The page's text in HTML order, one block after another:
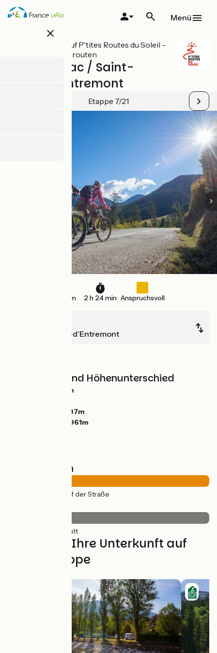
Direkt
zum
close
Menü
Alle Etappen auf P'tites Routes du Soleil -
Kleine Sonnenrouten
Lépin-le-Lac / Saint-
Pierre-d'Entremont
Etappe 7/21
36 km 2 h 24 min Anspruchsvoll
Saint-Pierre-d’Entremont
Steigungen und Höhenunterschied
1088m
387m
961m
Straßentypen
(100%) Auf der Straße
(100%) Glatt
Finden Sie Ihre Unterkunft auf
dieser Etappe